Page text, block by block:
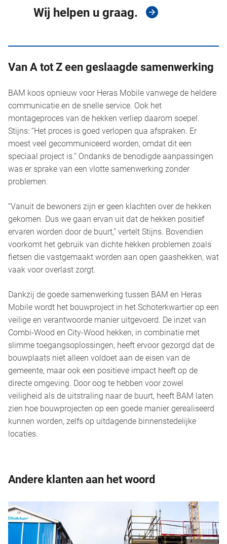
Wij helpen u graag.
Van A tot Z een geslaagde samenwerking
BAM koos opnieuw voor Heras Mobile vanwege de heldere
communicatie en de snelle service. Ook het
montageproces van de hekken verliep daarom soepel.
Stijns: “Het proces is goed verlopen qua afspraken. Er
moest veel gecommuniceerd worden, omdat dit een
speciaal project is.” Ondanks de benodigde aanpassingen
was er sprake van een vlotte samenwerking zonder
problemen.
“Vanuit de bewoners zijn er geen klachten over de hekken
gekomen. Dus we gaan ervan uit dat de hekken positief
ervaren worden door de buurt,” vertelt Stijns. Bovendien
voorkomt het gebruik van dichte hekken problemen zoals
fietsen die vastgemaakt worden aan open gaashekken, wat
vaak voor overlast zorgt.
Dankzij de goede samenwerking tussen BAM en Heras
Mobile wordt het bouwproject in het Schoterkwartier op een
veilige en verantwoorde manier uitgevoerd. De inzet van
Combi-Wood en City-Wood hekken, in combinatie met
slimme toegangsoplossingen, heeft ervoor gezorgd dat de
bouwplaats niet alleen voldoet aan de eisen van de
gemeente, maar ook een positieve impact heeft op de
directe omgeving. Door oog te hebben voor zowel
veiligheid als de uitstraling naar de buurt, heeft BAM laten
zien hoe bouwprojecten op een goede manier gerealiseerd
kunnen worden, zelfs op uitdagende binnenstedelijke
locaties.
Andere klanten aan het woord